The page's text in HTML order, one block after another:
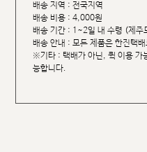
배송 지역 : 전국지역
배송 비용 : 4,000원
배송 기간 : 1~2일 내 수령 (제주
배송 안내 : 모든 제품은 한진택
※기타 : 택배가 아닌, 퀵 이용 가
능합니다.